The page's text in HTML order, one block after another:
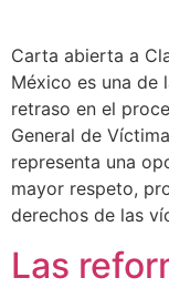
Carta abierta a
México es una de
retraso en el
General de
representa una
mayor respeto,
derechos de las
Las